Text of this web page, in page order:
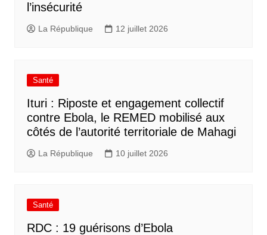
l’insécurité
La République 12 juillet 2026
Santé
Ituri : Riposte et engagement collectif
contre Ebola, le REMED mobilisé aux
côtés de l’autorité territoriale de Mahagi
La République 10 juillet 2026
Santé
RDC : 19 guérisons d’Ebola